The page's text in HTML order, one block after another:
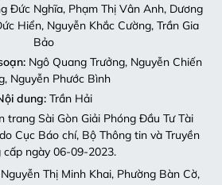
Đức Nghĩa, Phạm Thị Vân Anh, Dương
Hiển, Nguyễn Khắc Cường, Trần Gia
Bảo
Ngô Quang Trưởng, Nguyễn Chiến
Nguyễn Phước Bình
dung:Trần Hải
trang Sài Gòn Giải Phóng Đầu Tư Tài
Cục Báo chí, Bộ Thông tin và Truyền
cấp ngày 06-09-2023.
Thị Minh Khai, Phường Bàn Cờ,